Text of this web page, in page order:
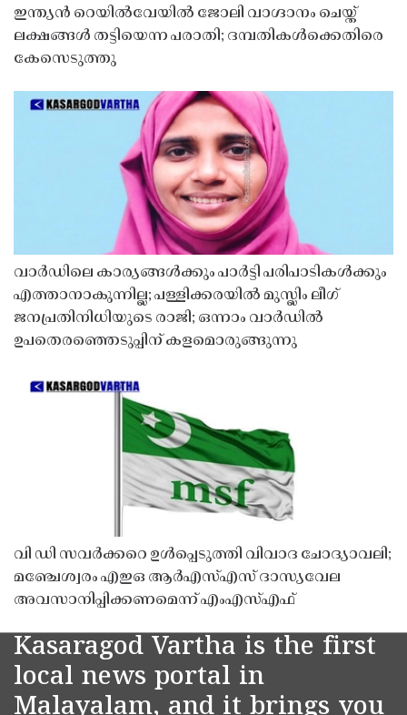
ഇന്ത്യൻ റെയിൽവേയിൽ ജോലി വാഗ്ദാനം ചെയ്ത്
ലക്ഷങ്ങൾ തട്ടിയെന്ന പരാതി; ദമ്പതികൾക്കെതിരെ
കേസെടുത്തു
വാർഡിലെ കാര്യങ്ങൾക്കും പാർട്ടി പരിപാടികൾക്കും
എത്താനാകുന്നില്ല; പള്ളിക്കരയിൽ മുസ്ലിം ലീഗ്
ജനപ്രതിനിധിയുടെ രാജി; ഒന്നാം വാർഡിൽ
ഉപതെരഞ്ഞെടുപ്പിന് കളമൊരുങ്ങുന്നു
വി ഡി സവർക്കറെ ഉൾപ്പെടുത്തി വിവാദ ചോദ്യാവലി;
മഞ്ചേശ്വരം എഇഒ ആർഎസ്എസ് ദാസ്യവേല
അവസാനിപ്പിക്കണമെന്ന് എംഎസ്എഫ്
Kasaragod Vartha is the first
local news portal in
Malayalam, and it brings you